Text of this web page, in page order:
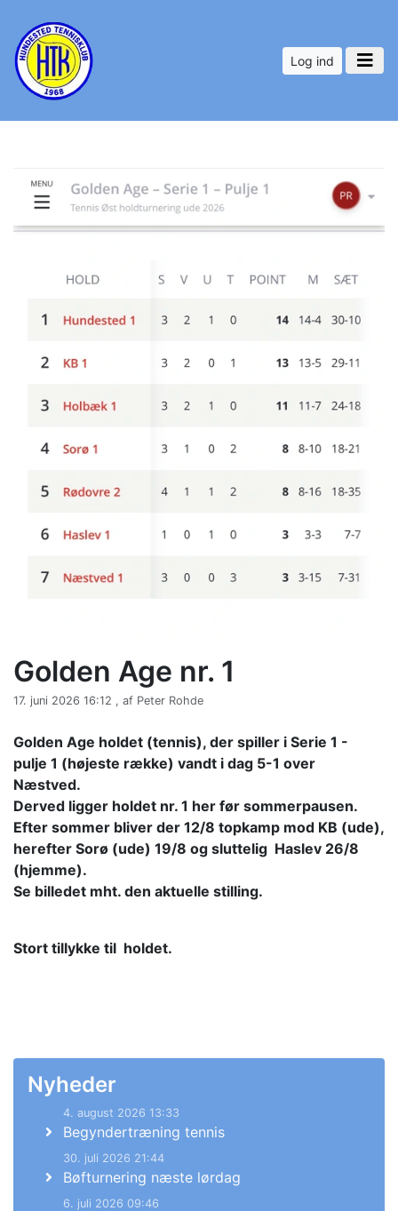
Log ind
Golden Age nr. 1
17. juni 2026 16:12 , af Peter Rohde
Golden Age holdet (tennis), der spiller i Serie 1 -
pulje 1 (højeste række) vandt i dag 5-1 over
Næstved.
Derved ligger holdet nr. 1 her før sommerpausen.
Efter sommer bliver der 12/8 topkamp mod KB (ude),
herefter Sorø (ude) 19/8 og sluttelig Haslev 26/8
(hjemme).
Se billedet mht. den aktuelle stilling.
Stort tillykke til holdet.
Nyheder
4. august 2026 13:33
Begyndertræning tennis
30. juli 2026 21:44
Bøfturnering næste lørdag
6. juli 2026 09:46